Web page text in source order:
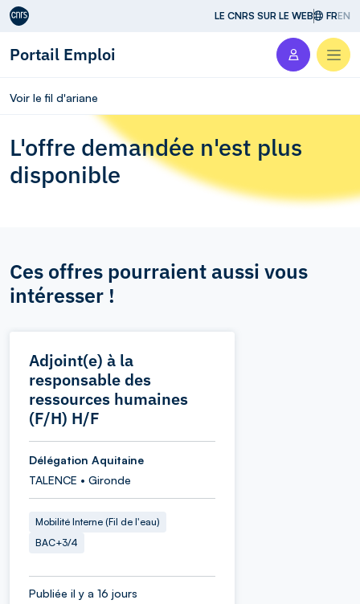
Aller au contenu LE CNRS SUR LE WEB FREN
Portail Emploi
Voir le fil d'ariane
L'offre demandée n'est plus
disponible
Ces offres pourraient aussi vous
intéresser !
Adjoint(e) à la
responsable des
ressources humaines
(F/H) H/F
Délégation Aquitaine
TALENCE • Gironde
Mobilité Interne (Fil de l'eau)
BAC+3/4
Publiée il y a 16 jours